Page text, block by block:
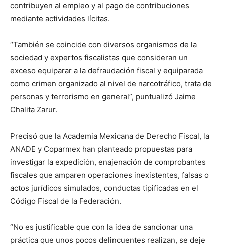
contribuyen al empleo y al pago de contribuciones
mediante actividades lícitas.
“También se coincide con diversos organismos de la
sociedad y expertos fiscalistas que consideran un
exceso equiparar a la defraudación fiscal y equiparada
como crimen organizado al nivel de narcotráfico, trata de
personas y terrorismo en general”, puntualizó Jaime
Chalita Zarur.
Precisó que la Academia Mexicana de Derecho Fiscal, la
ANADE y Coparmex han planteado propuestas para
investigar la expedición, enajenación de comprobantes
fiscales que amparen operaciones inexistentes, falsas o
actos jurídicos simulados, conductas tipificadas en el
Código Fiscal de la Federación.
“No es justificable que con la idea de sancionar una
práctica que unos pocos delincuentes realizan, se deje